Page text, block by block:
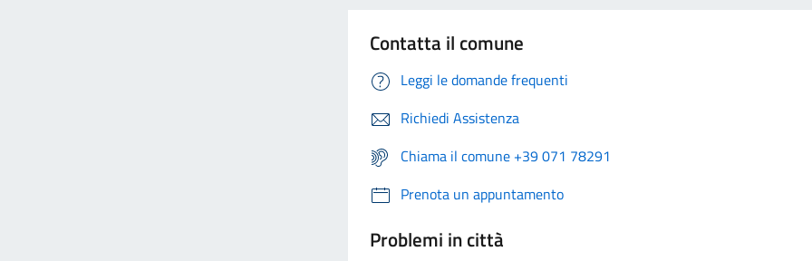
Contatta il comune
Leggi le domande frequenti
Richiedi Assistenza
Chiama il comune +39 071 78291
Prenota un appuntamento
Problemi in città